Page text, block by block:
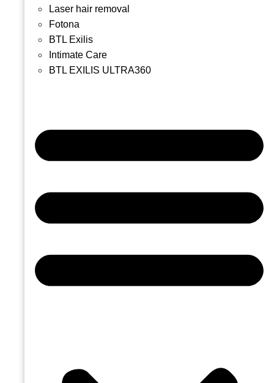
Laser hair removal
Fotona
BTL Exilis
Intimate Care
BTL EXILIS ULTRA360